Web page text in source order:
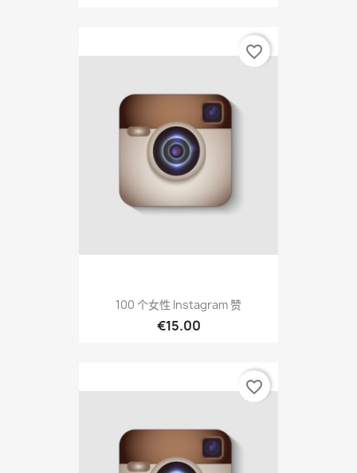
100 个女性 Instagram 赞
€15.00
favorite_border
favorite_border